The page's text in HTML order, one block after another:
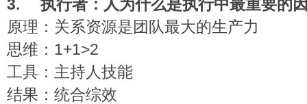
3. 执行者：人为什么是执行中最重要的
原理：关系资源是团队最大的生产力
思维：1+1>2
工具：主持人技能
结果：统合综效